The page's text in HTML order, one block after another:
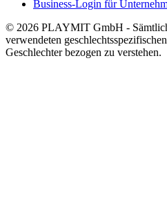
Business-Login für
© 2026 PLAYMIT GmbH -
verwendeten
Geschlechter bezogen zu verstehen.